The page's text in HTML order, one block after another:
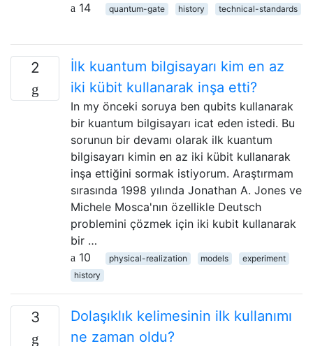
14
quantum-gate history technical-standards
2
İlk kuantum bilgisayarı kim en az
iki kübit kullanarak inşa etti?
In my önceki soruya ben qubits kullanarak
bir kuantum bilgisayarı icat eden istedi. Bu
sorunun bir devamı olarak ilk kuantum
bilgisayarı kimin en az iki kübit kullanarak
inşa ettiğini sormak istiyorum. Araştırmam
sırasında 1998 yılında Jonathan A. Jones ve
Michele Mosca'nın özellikle Deutsch
problemini çözmek için iki kubit kullanarak
bir …
10
physical-realization models
experiment
history
3
Dolaşıklık kelimesinin ilk kullanımı
ne zaman oldu?